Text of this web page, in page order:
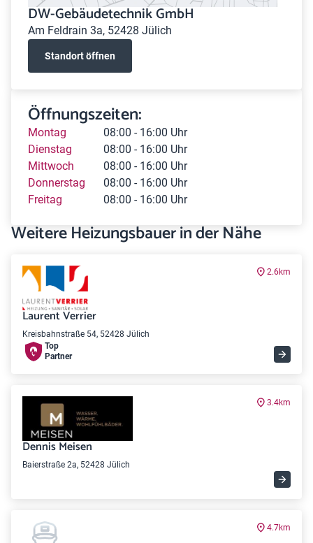
DW-Gebäudetechnik GmbH
Am Feldrain 3a, 52428 Jülich
Standort öffnen
Öffnungszeiten:
Montag
08:00 - 16:00 Uhr
Dienstag
08:00 - 16:00 Uhr
Mittwoch
08:00 - 16:00 Uhr
Donnerstag
08:00 - 16:00 Uhr
Freitag
08:00 - 16:00 Uhr
Weitere Heizungsbauer in der Nähe
2.6km
Laurent Verrier
Kreisbahnstraße 54, 52428 Jülich
Top
Partner
3.4km
Dennis Meisen
Baierstraße 2a, 52428 Jülich
4.7km